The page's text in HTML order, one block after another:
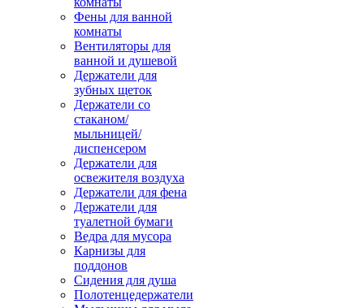
Фены для ванной
комнаты
Вентиляторы для
ванной и душевой
Держатели для
зубных щеток
Держатели со
стаканом/
мыльницей/
диспенсером
Держатели для
освежителя воздуха
Держатели для фена
Держатели для
туалетной бумаги
Ведра для мусора
Карнизы для
поддонов
Сидения для душа
Полотенцедержатели